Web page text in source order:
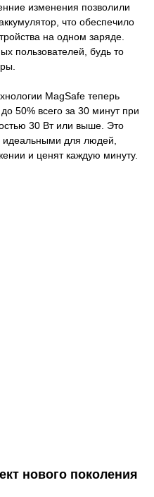
изменения позволили
что обеспечило
на одном заряде.
пользователей, будь то
MagSafe теперь
50% всего за 30 минут при
30 Вт или выше. Это
идеальными для людей,
и ценят каждую минуту.
нового поколения